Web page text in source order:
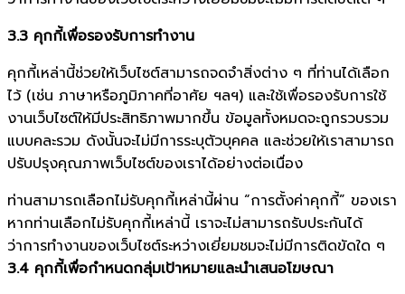
3.3 คุกกี้เพื่อรองรับการทำงาน
คุกกี้เหล่านี้ช่วยให้เว็บไซต์สามารถจดจำสิ่งต่าง ๆ ที่ท่านได้เลือก
ไว้ (เช่น ภาษาหรือภูมิภาคที่อาศัย ฯลฯ) และใช้เพื่อรองรับการใช้
งานเว็บไซต์ให้มีประสิทธิภาพมากขึ้น ข้อมูลทั้งหมดจะถูกรวบรวม
แบบคละรวม ดังนั้นจะไม่มีการระบุตัวบุคคล และช่วยให้เราสามารถ
ปรับปรุงคุณภาพเว็บไซต์ของเราได้อย่างต่อเนื่อง
ท่านสามารถเลือกไม่รับคุกกี้เหล่านี้ผ่าน “การตั้งค่าคุกกี้” ของเรา
หากท่านเลือกไม่รับคุกกี้เหล่านี้ เราจะไม่สามารถรับประกันได้
ว่าการทำงานของเว็บไซต์ระหว่างเยี่ยมชมจะไม่มีการติดขัดใด ๆ
3.4 คุกกี้เพื่อกำหนดกลุ่มเป้าหมายและนำเสนอโฆษณา